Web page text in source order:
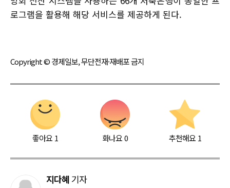
로그램을 활용해 해당 서비스를 제공하게 된다.
Copyright © 경제일보, 무단전재·재배포 금지
좋아요 1 화나요0 추천해요 1
지다혜 기자